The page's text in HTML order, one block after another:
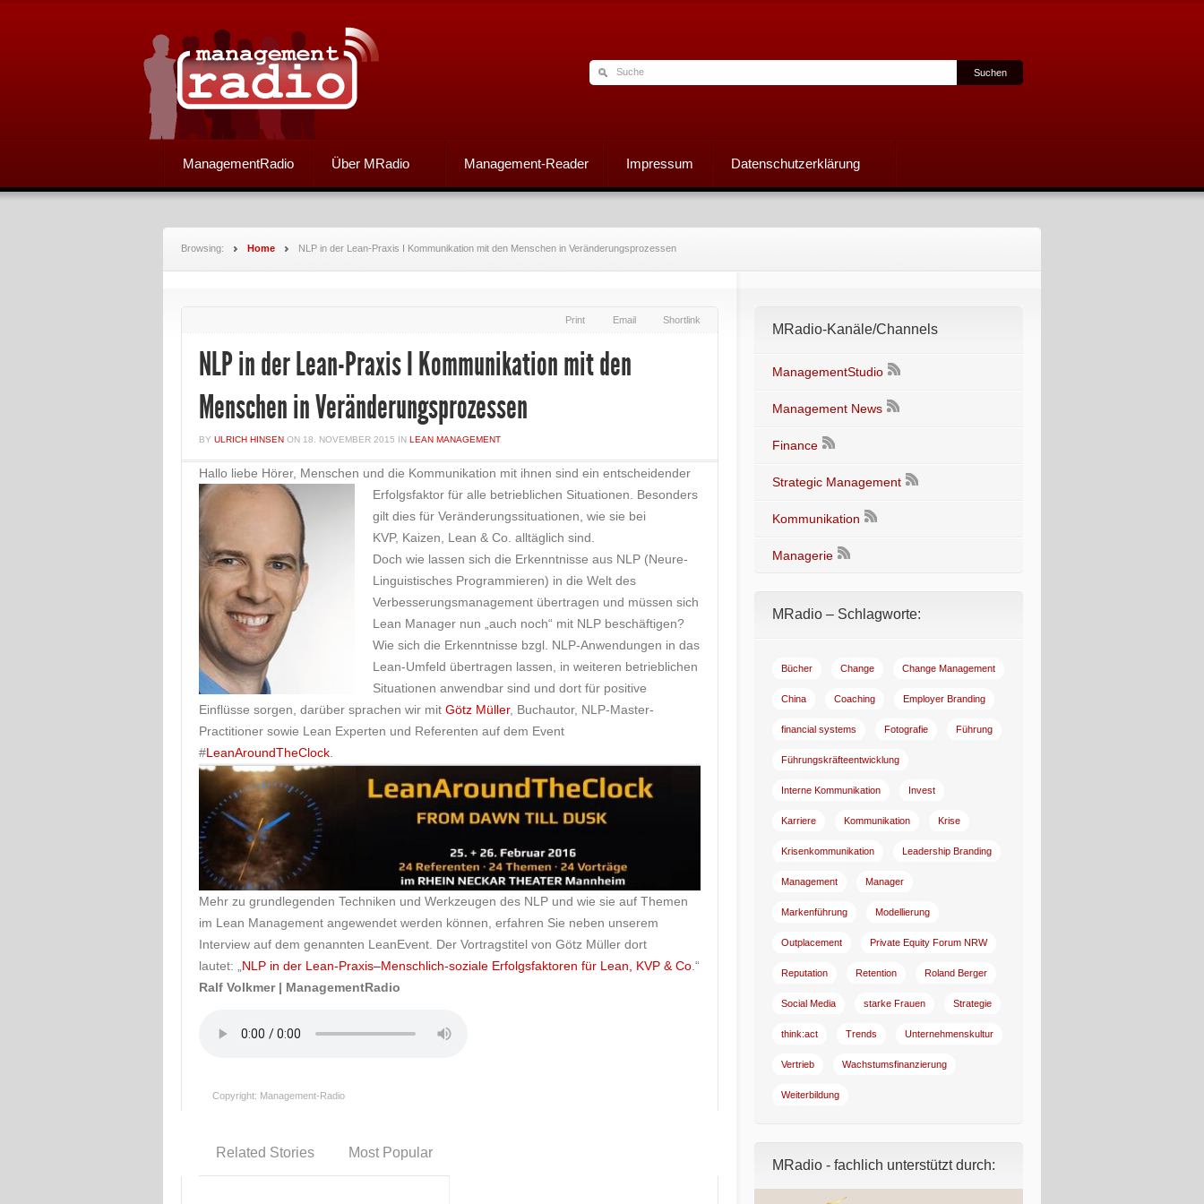
ManagementRadio Über MRadio Management-Reader Impressum Datenschutzerklärung
Browsing: Home NLP in der Lean-Praxis I Kommunikation mit den Menschen in Veränderungsprozessen
Print Email Shortlink
NLP in der Lean-Praxis I Kommunikation mit den
Menschen in Veränderungsprozessen
BY ULRICH HINSEN ON 18. NOVEMBER 2015 IN LEAN MANAGEMENT
Hallo liebe Hörer, Menschen und die Kommunikation mit ihnen sind ein entscheidender
Erfolgsfaktor für alle betrieblichen Situationen. Besonders
gilt dies für Veränderungssituationen, wie sie bei
KVP, Kaizen, Lean & Co. alltäglich sind.
Doch wie lassen sich die Erkenntnisse aus NLP (Neure-
Linguistisches Programmieren) in die Welt des
Verbesserungsmanagement übertragen und müssen sich
Lean Manager nun „auch noch“ mit NLP beschäftigen?
Wie sich die Erkenntnisse bzgl. NLP-Anwendungen in das
Lean-Umfeld übertragen lassen, in weiteren betrieblichen
Situationen anwendbar sind und dort für positive
Einflüsse sorgen, darüber sprachen wir mit Götz Müller, Buchautor, NLP-Master-
Practitioner sowie Lean Experten und Referenten auf dem Event
#LeanAroundTheClock
Mehr zu grundlegenden Techniken und Werkzeugen des NLP und wie sie auf Themen
im Lean Management angewendet werden können, erfahren Sie neben unserem
Interview auf dem genannten LeanEvent. Der Vortragstitel von Götz Müller dort
lautet: „NLP in der Lean-Praxis–Menschlich-soziale Erfolgsfaktoren für Lean, KVP & Co.“
Ralf Volkmer | ManagementRadio
Copyright: Management-Radio
Related Stories Most Popular
MRadio-Kanäle/Channels
ManagementStudio
Management News
Finance
Strategic Management
Kommunikation
Managerie
MRadio – Schlagworte:
Bücher Change Change Management
China Coaching Employer Branding
financial systems Fotografie Führung
Führungskräfteentwicklung
Interne Kommunikation Invest
Karriere Kommunikation Krise
Krisenkommunikation Leadership Branding
Management Manager
Markenführung Modellierung
Outplacement Private Equity Forum NRW
Reputation Retention Roland Berger
Social Media starke Frauen Strategie
think:act Trends Unternehmenskultur
Vertrieb Wachstumsfinanzierung
Weiterbildung
MRadio - fachlich unterstützt durch: